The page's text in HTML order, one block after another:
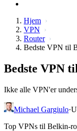
Hjem
VPN
Router
Bedste VPN til
Bedste VPN
Ikke alle VPN'er
Michael Gargiulo·
Top VPNs til Belkin-